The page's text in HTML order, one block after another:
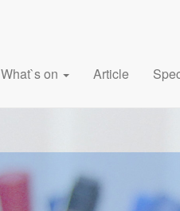
What`s on Article